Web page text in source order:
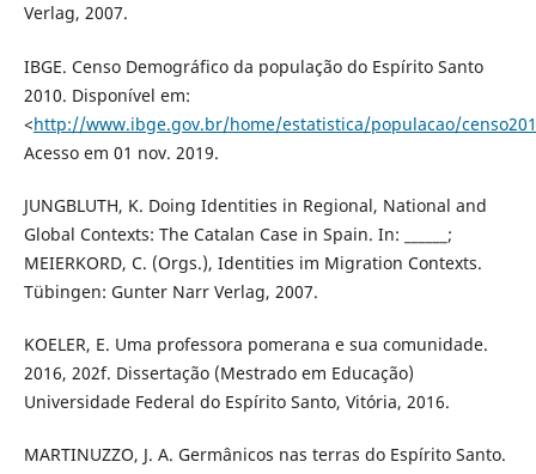
Verlag, 2007.
IBGE. Censo Demográfico da população do Espírito Santo
2010. Disponível em:
<http://www.ibge.gov.br/home/estatistica/populacao/
Acesso em 01 nov. 2019.
JUNGBLUTH, K. Doing Identities in Regional, National and
Global Contexts: The Catalan Case in Spain. In: ______;
MEIERKORD, C. (Orgs.), Identities im Migration Contexts.
Tübingen: Gunter Narr Verlag, 2007.
KOELER, E. Uma professora pomerana e sua comunidade.
2016, 202f. Dissertação (Mestrado em Educação)
Universidade Federal do Espírito Santo, Vitória, 2016.
MARTINUZZO, J. A. Germânicos nas terras do Espírito Santo.